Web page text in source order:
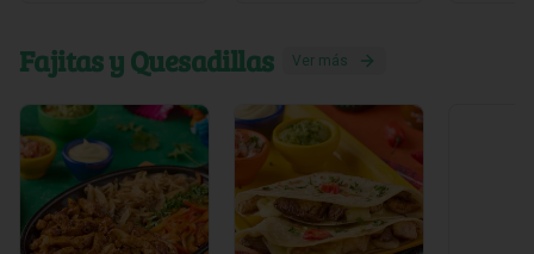
Fajitas y Quesadillas Ver más